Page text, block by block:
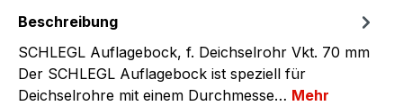
Beschreibung
SCHLEGL Auflagebock, f. Deichselrohr Vkt. 70 mm
Der SCHLEGL Auflagebock ist speziell für
Deichselrohre mit einem Durchmesse… Mehr